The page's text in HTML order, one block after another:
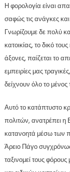
Η φορολογία είναι
σαφώς τις ανάγκες
Γνωρίζουμε δε πολύ
κατοικίας, το δικό
άξονες, παίζεται το
εμπειρίες μας
δείχνουν όλο το
Αυτό το κατάπτυστο
πολιτών,
κατανοητά μέσω των
Άρειο Πάγο συγχρόνως
ταξινομεί τους